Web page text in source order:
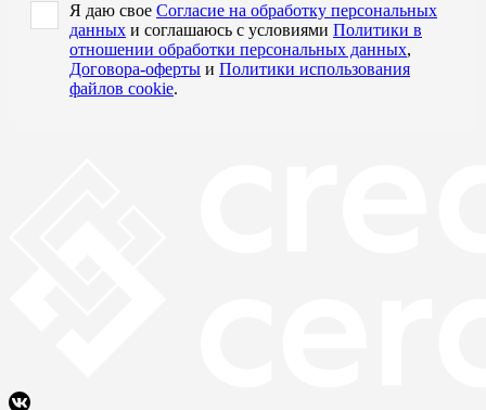
Я даю свое Согласие на обработку персональных
данных и соглашаюсь с условиями Политики в
отношении обработки персональных данных,
Договора-оферты и Политики использования
файлов cookie.